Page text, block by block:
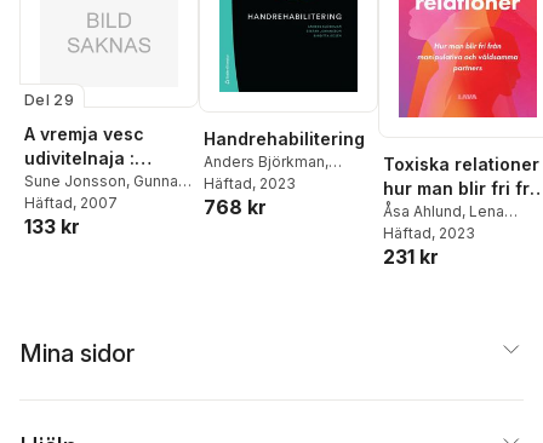
Del 29
A vremja vesc
udivitelnaja :
fotografii - ljudi i
priroda
Sune Jonsson, Gunnar
Balgård
Häftad, 2007
133 kr
Handrehabilitering
Anders Björkman,
Stefan Johansson
Birgitta Rosén
Häftad, 2023
768 kr
Toxiska relationer
hur man blir fri
manipulativa och
våldsamma
partners
Åsa Ahlund, Lena
Bivner, Jan Sandgren
Häftad, 2023
231 kr
Mina sidor